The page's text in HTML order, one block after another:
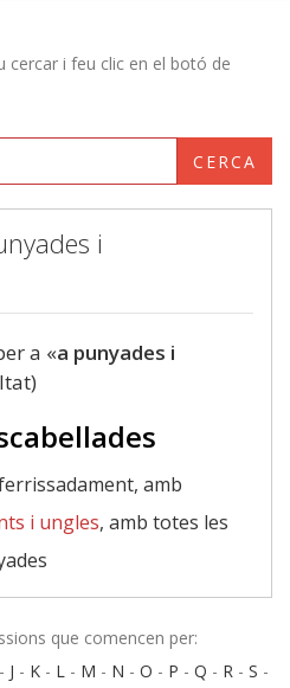
cercar i feu clic en el botó de
CERCA
i
a «a punyades i
amb
i ungles, amb totes les
que comencen per:
- J - K - L - M - N - O - P - Q - R - S -